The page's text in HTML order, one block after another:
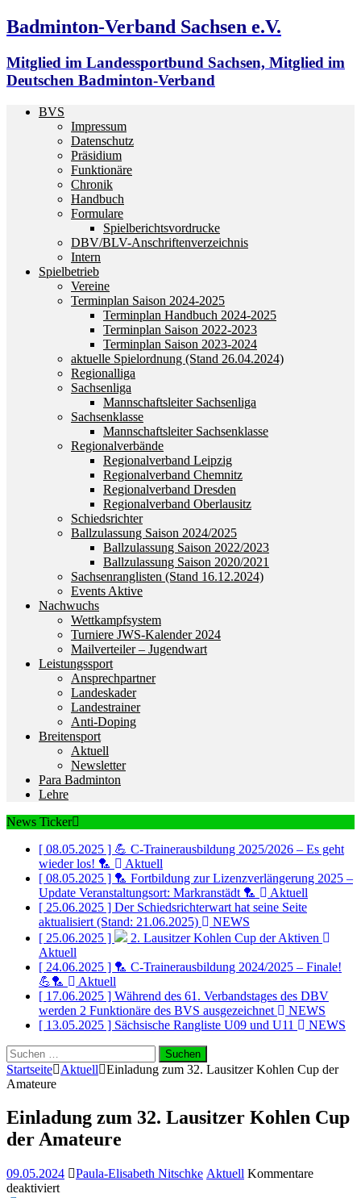
Badminton-Verband Sachsen e.V.
Mitglied im Landessportbund Sachsen, Mitglied im
Deutschen Badminton-Verband
BVS
Impressum
Datenschutz
Präsidium
Funktionäre
Chronik
Handbuch
Formulare
Spielberichtsvordrucke
DBV/BLV-Anschriftenverzeichnis
Intern
Spielbetrieb
Vereine
Terminplan Saison 2024-2025
Terminplan Handbuch 2024-2025
Terminplan Saison 2022-2023
Terminplan Saison 2023-2024
aktuelle Spielordnung (Stand 26.04.2024)
Regionalliga
Sachsenliga
Mannschaftsleiter Sachsenliga
Sachsenklasse
Mannschaftsleiter Sachsenklasse
Regionalverbände
Regionalverband Leipzig
Regionalverband Chemnitz
Regionalverband Dresden
Regionalverband Oberlausitz
Schiedsrichter
Ballzulassung Saison 2024/2025
Ballzulassung Saison 2022/2023
Ballzulassung Saison 2020/2021
Sachsenranglisten (Stand 16.12.2024)
Events Aktive
Nachwuchs
Wettkampfsystem
Turniere JWS-Kalender 2024
Mailverteiler – Jugendwart
Leistungssport
Ansprechpartner
Landeskader
Landestrainer
Anti-Doping
Breitensport
Aktuell
Newsletter
Para Badminton
Lehre
News Ticker
[ 08.05.2025 ] 💪 C-Trainerausbildung 2025/2026 – Es geht
wieder los! 🏸
Aktuell
[ 08.05.2025 ] 🏸 Fortbildung zur Lizenzverlängerung 2025 –
Update Veranstaltungsort: Markranstädt 🏸
Aktuell
[ 25.06.2025 ] Der Schiedsrichterwart hat seine Seite
aktualisiert (Stand: 21.06.2025)
NEWS
[ 25.06.2025 ]
2. Lausitzer Kohlen Cup der Aktiven
Aktuell
[ 24.06.2025 ] 🏸 C-Trainerausbildung 2024/2025 – Finale!
💪🏸
Aktuell
[ 17.06.2025 ] Während des 61. Verbandstages des DBV
werden 2 Funktionäre des BVS ausgezeichnet
NEWS
[ 13.05.2025 ] Sächsische Rangliste U09 und U11
NEWS
Suchen
nach:
Startseite Aktuell
Einladung zum 32. Lausitzer Kohlen Cup der
Amateure
Einladung zum 32. Lausitzer Kohlen Cup
der Amateure
09.05.2024 Paula-Elisabeth Nitschke Aktuell Kommentare
deaktiviertfür